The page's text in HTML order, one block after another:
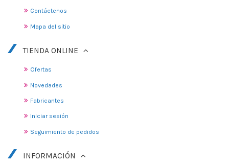
Contáctenos
Mapa del sitio
TIENDA ONLINE
Ofertas
Novedades
Fabricantes
Iniciar sesión
Seguimiento de pedidos
INFORMACIÓN